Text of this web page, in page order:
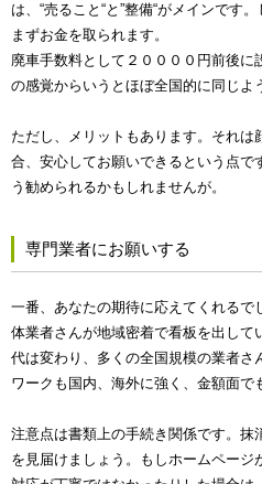
は、“売ること“と”整備“がメインです
まずお金を取られます。
廃車手数料として２００００円前後
の感覚からいうとほぼ全国的に同じよ
ただし、メリットもあります。それ
合、安心してお願いできるという点で
う勧められるかもしれませんが。
専門業者にお願いする
一番、あなたの期待に応えてくれるで
体業者さんが地域密着で看板を出して
代は変わり、多くの全国規模の業者さ
ワークも国内、海外に強く、金額面で
注意点は書類上の手続き関係です。抹
を見届けましょう。もしホームペー